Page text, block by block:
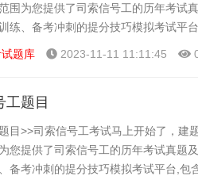
围为您提供了司索信号工的历年考试
练、备考冲刺的提分技巧模拟考试平
,大家可以在这里了解一下司索信号工
题库 2023-11-11 11:11:45
工题目
目>>司索信号工考试马上开始了，建
您提供了司索信号工的历年考试真题
备考冲刺的提分技巧模拟考试平台,包